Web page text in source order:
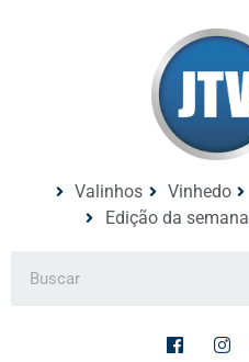
Valinhos Vinhedo
Edição da semana